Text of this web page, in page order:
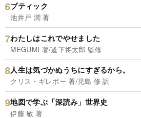
ブティック
池井戸 潤 著
わたしはこれでやせました
MEGUMI 著/道下将太郎 監修
人生は気づかぬうちにすぎるから。
クリス・ギレボー 著/児島 修 訳
地図で学ぶ「深読み」世界史
伊藤 敏 著